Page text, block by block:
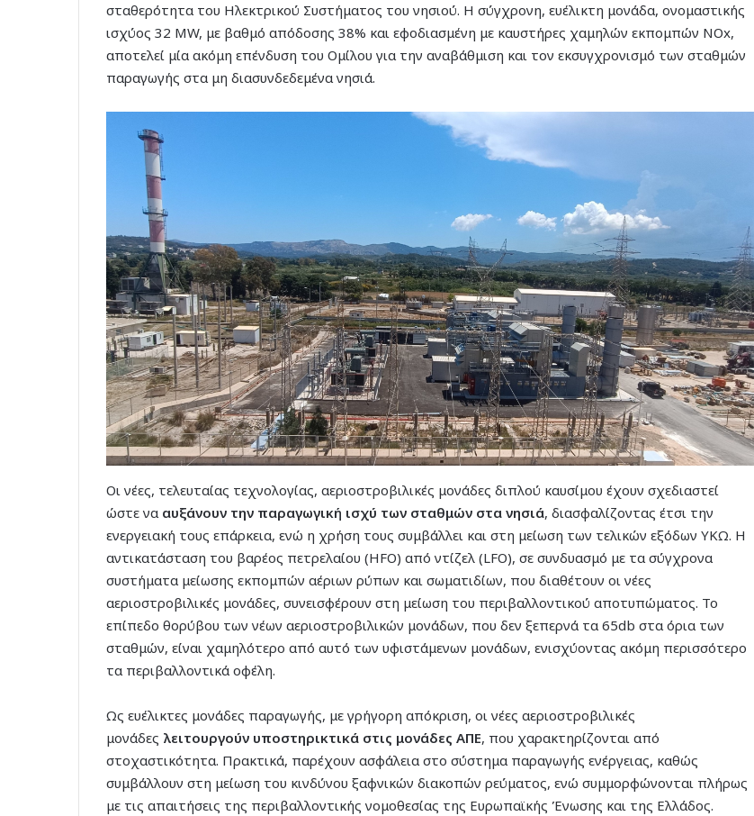
σταθερότητα του Ηλεκτρικού Συστήματος του νησιού. Η σύγχρονη, ευέλικτη μονάδα, ονομαστικής
ισχύος 32 MW, με βαθμό απόδοσης 38% και εφοδιασμένη με καυστήρες χαμηλών εκπομπών NOx,
αποτελεί μία ακόμη επένδυση του Ομίλου για την αναβάθμιση και τον εκσυγχρονισμό των σταθμών
παραγωγής στα μη διασυνδεδεμένα νησιά.
Οι νέες, τελευταίας τεχνολογίας, αεριοστροβιλικές μονάδες διπλού καυσίμου έχουν σχεδιαστεί
ώστε να αυξάνουν την παραγωγική ισχύ των σταθμών στα νησιά, διασφαλίζοντας έτσι την
ενεργειακή τους επάρκεια, ενώ η χρήση τους συμβάλλει και στη μείωση των τελικών εξόδων ΥΚΩ. Η
αντικατάσταση του βαρέος πετρελαίου (HFO) από ντίζελ (LFO), σε συνδυασμό με τα σύγχρονα
συστήματα μείωσης εκπομπών αέριων ρύπων και σωματιδίων, που διαθέτουν οι νέες
αεριοστροβιλικές μονάδες, συνεισφέρουν στη μείωση του περιβαλλοντικού αποτυπώματος. Το
επίπεδο θορύβου των νέων αεριοστροβιλικών μονάδων, που δεν ξεπερνά τα 65db στα όρια των
σταθμών, είναι χαμηλότερο από αυτό των υφιστάμενων μονάδων, ενισχύοντας ακόμη περισσότερο
τα περιβαλλοντικά οφέλη.
Ως ευέλικτες μονάδες παραγωγής, με γρήγορη απόκριση, οι νέες αεριοστροβιλικές
μονάδες λειτουργούν υποστηρικτικά στις μονάδες ΑΠΕ, που χαρακτηρίζονται από
στοχαστικότητα. Πρακτικά, παρέχουν ασφάλεια στο σύστημα παραγωγής ενέργειας, καθώς
συμβάλλουν στη μείωση του κινδύνου ξαφνικών διακοπών ρεύματος, ενώ συμμορφώνονται πλήρως
με τις απαιτήσεις της περιβαλλοντικής νομοθεσίας της Ευρωπαϊκής Ένωσης και της Ελλάδος.